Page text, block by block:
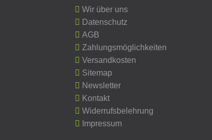
Wir über uns
Datenschutz
AGB
Zahlungsmöglichkeiten
Versandkosten
Sitemap
Newsletter
Kontakt
Widerrufsbelehrung
Impressum